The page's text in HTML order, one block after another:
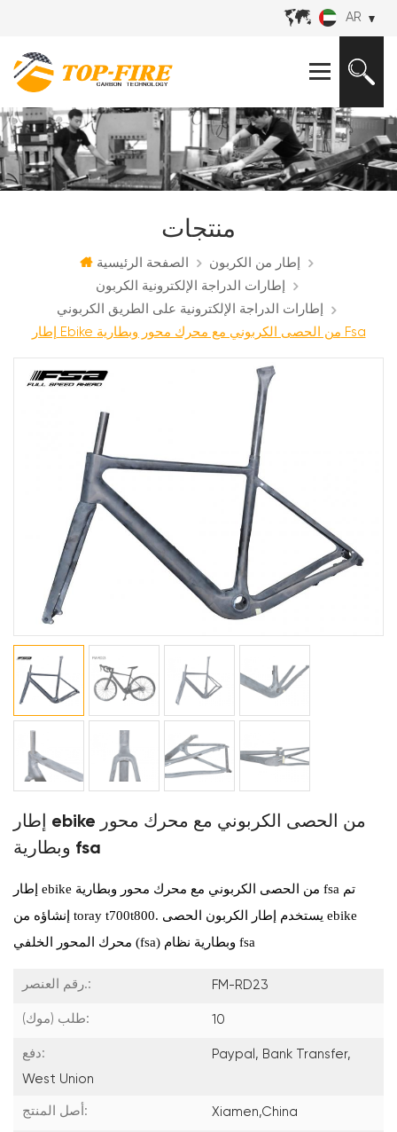
AR
منتجات
الصفحة الرئيسية
إطار من الكربون
إطارات الدراجة الإلكترونية الكربون
إطارات الدراجة الإلكترونية على الطريق الكربوني
إطار Ebike من الحصى الكربوني مع محرك محور وبطارية Fsa
إطار ebike من الحصى الكربوني مع محرك محور
وبطارية fsa
إطار ebike من الحصى الكربوني مع محرك محور وبطارية fsa
إنشاؤه من toray t700t800.
يستخدم إطار الكربون الحصى ebike
محرك المحور الخلفي (fsa) وبطارية نظام fsa
رقم العنصر.: FM-RD23
طلب (موك): 10
دفع:
Paypal, Bank Transfer,
West Union
أصل المنتج: Xiamen,China